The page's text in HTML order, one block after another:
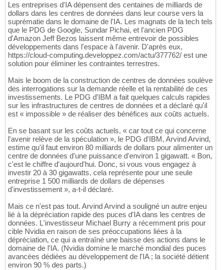
Les entreprises d'IA dépensent des centaines de milliards de
dollars dans les centres de données dans leur course vers la
suprématie dans le domaine de l'IA. Les magnats de la tech tels
que le PDG de Google, Sundar Pichai, et l'ancien PDG
d'Amazon Jeff Bezos laissent même entrevoir de possibles
développements dans l'espace à l'avenir. D'après eux,
https://cloud-computing.developpez.com/actu/377762/ est une
solution pour éliminer les contraintes terrestres.
Mais le boom de la construction de centres de données soulève
des interrogations sur la demande réelle et la rentabilité de ces
investissements. Le PDG d'IBM a fait quelques calculs rapides
sur les infrastructures de centres de données et a déclaré qu'il
est « impossible » de réaliser des bénéfices aux coûts actuels.
En se basant sur les coûts actuels, « car tout ce qui concerne
l'avenir relève de la spéculation », le PDG d'IBM, Arvind Arvind,
estime qu'il faut environ 80 milliards de dollars pour alimenter un
centre de données d'une puissance d'environ 1 gigawatt. « Bon,
c'est le chiffre d'aujourd'hui. Donc, si vous vous engagez à
investir 20 à 30 gigawatts, cela représente pour une seule
entreprise 1 500 milliards de dollars de dépenses
d'investissement », a-t-il déclaré.
Mais ce n'est pas tout. Arvind Arvind a souligné un autre enjeu
lié à la dépréciation rapide des puces d'IA dans les centres de
données. L'investisseur Michael Burry a récemment pris pour
cible Nvidia en raison de ses préoccupations liées à la
dépréciation, ce qui a entraîné une baisse des actions dans le
domaine de l'IA. (Nvidia domine le marché mondial des puces
avancées dédiées au développement de l'IA ; la société détient
environ 90 % des parts.)